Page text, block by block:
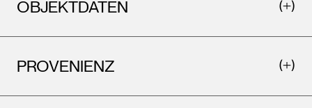
OBJEKTDATEN
PROVENIENZ